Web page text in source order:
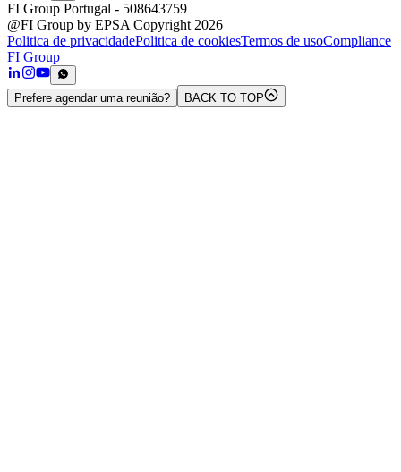
FI Group Portugal - 508643759
@FI Group by EPSA Copyright 2026
Politica de privacidadePolitica de cookiesTermos de usoCompliance
FI Group
Prefere agendar uma reunião? BACK TO TOP